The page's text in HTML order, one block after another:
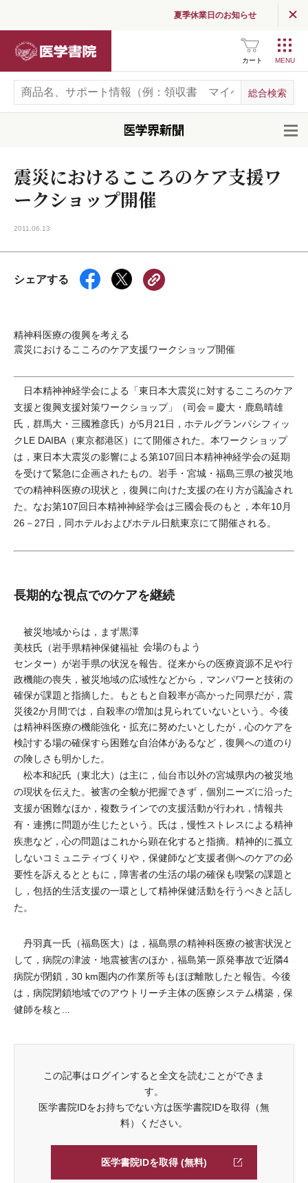
夏季休業日のお知らせ
カート
震災におけるこころのケア支援ワ
ークショップ開催
2011.06.13
シェアする
精神科医療の復興を考える
震災におけるこころのケア支援ワークショップ開催
日本精神神経学会による「東日本大震災に対するこころのケア
支援と復興支援対策ワークショップ」（司会＝慶大・鹿島晴雄
氏，群馬大・三國雅彦氏）が5月21日，ホテルグランパシフィッ
クLE DAIBA（東京都港区）にて開催された。本ワークショップ
は，東日本大震災の影響による第107回日本精神神経学会の延期
を受けて緊急に企画されたもの。岩手・宮城・福島三県の被災地
での精神科医療の現状と，復興に向けた支援の在り方が議論され
た。なお第107回日本精神神経学会は三國会長のもと，本年10月
26－27日，同ホテルおよびホテル日航東京にて開催される。
長期的な視点でのケアを継続
会場のもよう
被災地域からは，まず黒澤
美枝氏（岩手県精神保健福祉
センター）が岩手県の状況を報告。従来からの医療資源不足や行
政機能の喪失，被災地域の広域性などから，マンパワーと技術の
確保が課題と指摘した。もともと自殺率が高かった同県だが，震
災後2か月間では，自殺率の増加は見られていないという。今後
は精神科医療の機能強化・拡充に努めたいとしたが，心のケアを
検討する場の確保すら困難な自治体があるなど，復興への道のり
の険しさも明かした。
松本和紀氏（東北大）は主に，仙台市以外の宮城県内の被災地
の現状を伝えた。被害の全貌が把握できず，個別ニーズに沿った
支援が困難なほか，複数ラインでの支援活動が行われ，情報共
有・連携に問題が生じたという。氏は，慢性ストレスによる精神
疾患など，心の問題はこれから顕在化すると指摘。精神的に孤立
しないコミュニティづくりや，保健師など支援者側へのケアの必
要性を訴えるとともに，障害者の生活の場の確保も喫緊の課題と
し，包括的生活支援の一環として精神保健活動を行うべきと話し
た。
丹羽真一氏（福島医大）は，福島県の精神科医療の被害状況と
して，病院の津波・地震被害のほか，福島第一原発事故で近隣4
病院が閉鎖，30 km圏内の作業所等もほぼ離散したと報告。今後
は，病院閉鎖地域でのアウトリーチ主体の医療システム構築，保
健師を核と...
この記事はログインすると全文を読むことができま
す。
医学書院IDをお持ちでない方は医学書院IDを取得（無
料）ください。
医学書院IDを取得 (無料)